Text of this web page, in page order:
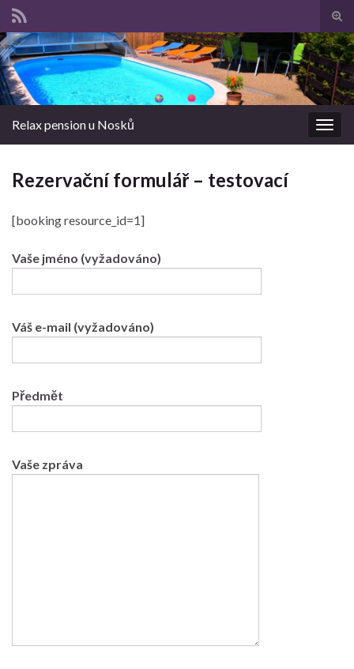
Search for:
Relax pension u Nosků
Rezervační formulář – testovací
[booking resource_id=1]
Vaše jméno (vyžadováno)
Váš e-mail (vyžadováno)
Předmět
Vaše zpráva